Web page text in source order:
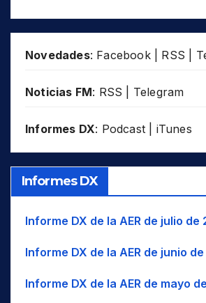
Novedades: Facebook| RSS
Noticias FM: RSS Telegram
Informes DX: Podcast iTunes
Informes DX
Informe DX de la AER de julio de
Informe DX de la AER de junio
Informe DX de la AER de mayo